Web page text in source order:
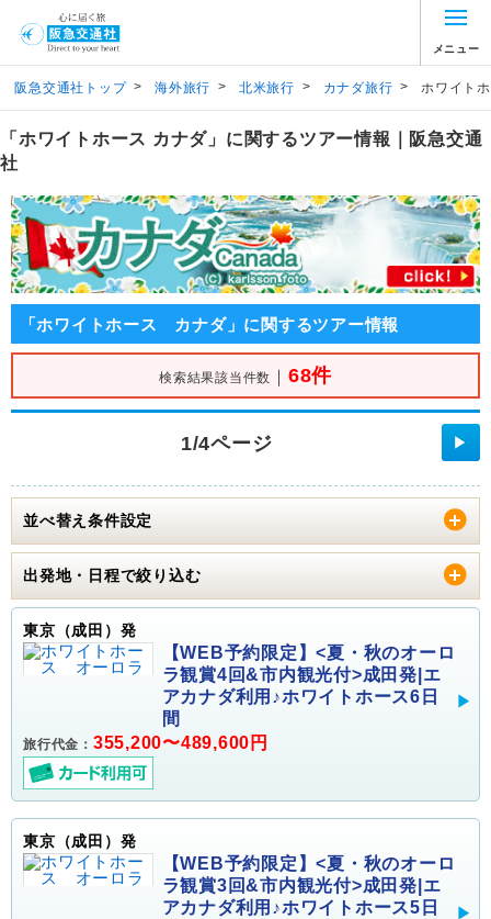
メニュー
阪急交通社トップ > 海外旅行 > 北米旅行 > カナダ旅行 > ホワイト
「ホワイトホース カナダ」に関するツアー情報｜阪急交通
社
「ホワイトホース カナダ」に関するツアー情報
検索結果該当件数 ｜ 68件
1/4ページ ▶
並べ替え条件設定
出発地・日程で絞り込む
東京（成田）発
【WEB予約限定】<夏・秋のオーロ
ラ観賞4回&市内観光付>成田発|エ
アカナダ利用♪ホワイトホース6日
間
旅行代金： 355,200〜489,600円
東京（成田）発
【WEB予約限定】<夏・秋のオーロ
ラ観賞3回&市内観光付>成田発|エ
アカナダ利用♪ホワイトホース5日